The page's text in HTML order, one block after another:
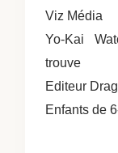
Viz Média
Yo-Kai
trouve
Editeur
Enfants de